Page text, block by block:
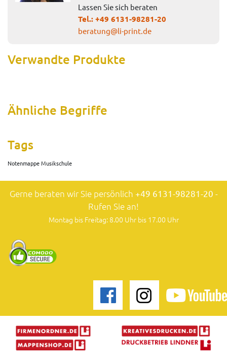
Lassen Sie sich beraten
Tel.:+49 6131-98281-20
beratung@li-print.de
Verwandte Produkte
Ähnliche Begriffe
Tags
Notenmappe Musikschule
Gerne beraten wir Sie persönlich +49 6131-98281-20 -
Rufen Sie an!
Montag bis Freitag: 8.00 Uhr bis 17.00 Uhr